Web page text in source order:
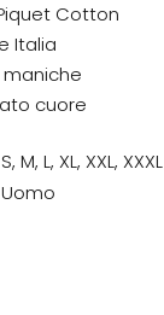
Cotton
Italia
maniche
cuore
S, M, L, XL, XXL, XXXL
Uomo